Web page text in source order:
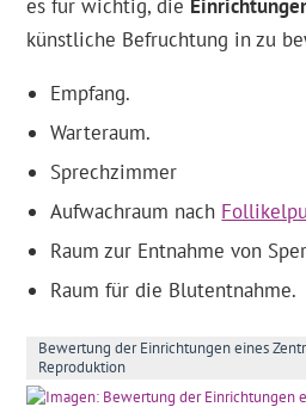
es für wichtig, die
künstliche Befruchtung in zu
Empfang.
Warteraum.
Sprechzimmer
Aufwachraum nach
Raum zur Entnahme von
Raum für die Blutentnahme.
Bewertung der Einrichtungen eines
Reproduktion